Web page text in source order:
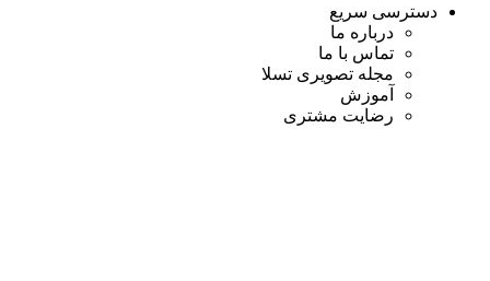
دسترسی سریع
درباره ما
تماس با ما
مجله تصویری تسلا
آموزش
رضایت مشتری